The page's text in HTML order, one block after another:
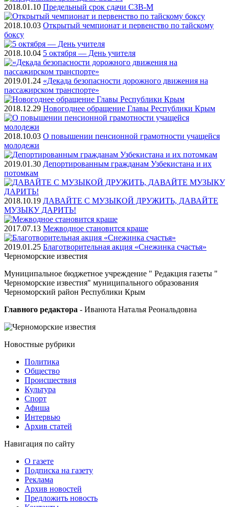
2018.01.10 Предельный срок сдачи СЗВ-М
2018.10.03 Открытый чемпионат и первенство по тайскому
боксу
2018.10.04 5 октября — День учителя
2019.01.24 «Декада безопасности дорожного движения на
пассажирском транспорте»
2018.12.29 Новогоднее обращение Главы Республики Крым
2018.10.03 О повышении пенсионной грамотности учащейся
молодежи
2019.01.30 Депортированным гражданам Узбекистана и их
потомкам
2018.10.19 ДАВАЙТЕ С МУЗЫКОЙ ДРУЖИТЬ, ДАВАЙТЕ
МУЗЫКУ ДАРИТЬ!
2017.07.13 Межводное становится краше
2019.01.25 Благотворительная акция «Снежинка счастья»
Черноморские известия
Муниципальное бюджетное учреждение " Редакция газеты "
Черноморские известия" муниципального образования
Черноморский район Республики Крым
Главного редактора - Иванюта Наталья Реональдовна
Новостные рубрики
Политика
Общество
Проиcшествия
Культура
Спорт
Афиша
Интервью
Архив статей
Навигация по сайту
О газете
Подписка на газету
Реклама
Архив новостей
Предложить новость